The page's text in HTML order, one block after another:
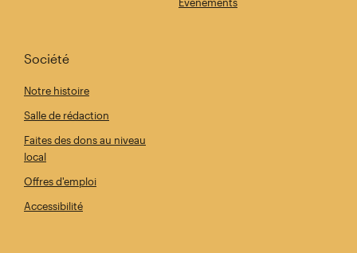
Société
Notre histoire
Salle de rédaction
Faites des dons au niveau
local
Offres d'emploi
Accessibilité